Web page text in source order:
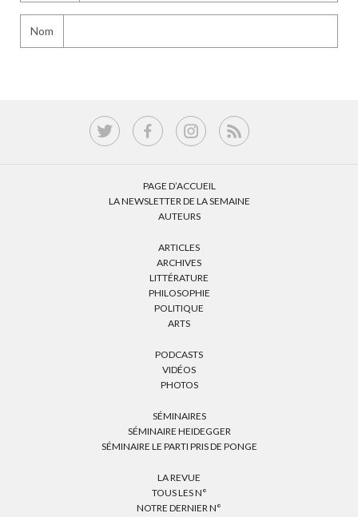
Nom
PAGE D’ACCUEIL
LA NEWSLETTER DE LA SEMAINE
AUTEURS
ARTICLES
ARCHIVES
LITTÉRATURE
PHILOSOPHIE
POLITIQUE
ARTS
PODCASTS
VIDÉOS
PHOTOS
SÉMINAIRES
SÉMINAIRE HEIDEGGER
SÉMINAIRE LE PARTI PRIS DE PONGE
LA REVUE
TOUS LES N°
NOTRE DERNIER N°